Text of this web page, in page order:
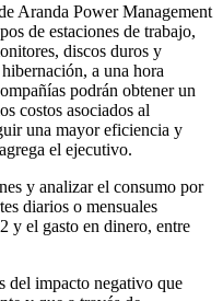
Aranda Power Management
de estaciones de trabajo,
discos duros y
a una hora
podrán obtener un
costos asociados al
una mayor eficiencia y
el ejecutivo.
y analizar el consumo por
diarios o mensuales
y el gasto en dinero, entre
del impacto negativo que